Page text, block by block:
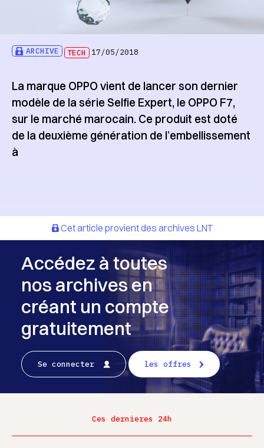
ARCHIVE TECH 17/05/2018
La marque OPPO vient de lancer son dernier
modèle de la série Selfie Expert, le OPPO F7,
sur le marché marocain. Ce produit est doté
de la deuxième génération de l’embellissement
à
Cet article provient des archives LNT
Accédez à toutes
nos archives en
créant un compte
gratuitement
Se connecter les offres
Ces dernieres 24h